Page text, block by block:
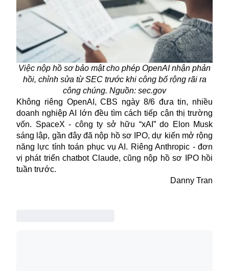
Việc nộp hồ sơ bảo mật cho phép OpenAI nhận phản
hồi, chỉnh sửa từ SEC trước khi công bố rộng rãi ra
công chúng. Nguồn: sec.gov
Không riêng OpenAI, CBS ngày 8/6 đưa tin, nhiều
doanh nghiệp AI lớn đều tìm cách tiếp cận thị trường
vốn. SpaceX - công ty sở hữu “xAI” do Elon Musk
sáng lập, gần đây đã nộp hồ sơ IPO, dự kiến mở rộng
năng lực tính toán phục vụ AI. Riêng Anthropic - đơn
vị phát triển chatbot Claude, cũng nộp hồ sơ IPO hồi
tuần trước.
Danny Tran